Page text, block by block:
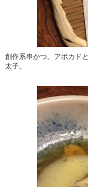
創作系串かつ。アボカド
太子。